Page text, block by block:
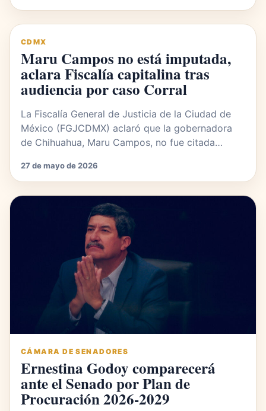
CDMX
Maru Campos no está imputada,
aclara Fiscalía capitalina tras
audiencia por caso Corral
La Fiscalía General de Justicia de la Ciudad de
México (FGJCDMX) aclaró que la gobernadora
de Chihuahua, Maru Campos, no fue citada…
27 de mayo de 2026
CÁMARA DE SENADORES
Ernestina Godoy comparecerá
ante el Senado por Plan de
Procuración 2026-2029